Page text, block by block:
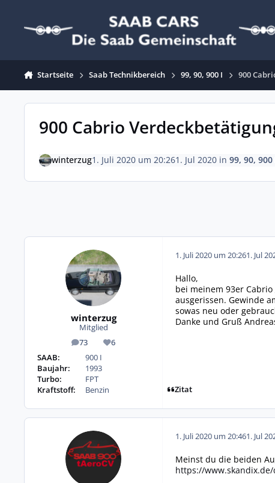
Startseite Saab Technikbereich 99, 90, 900 I 900
900 Cabrio
winterzug1. Juli 2020 um 20:261. Jul 2020in 99, 90, 900
winterzug
Mitglied
73
Beiträge 6
Reputation
SAAB:
900 I
Baujahr:
1993
Turbo:
FPT
Kraftstoff:
Benzin
1. Juli 2020 um 20:261. Jul
Hallo,
bei meinem 93er
ausgerissen. Gewinde
sowas neu oder
Danke und Gruß
Zitat
1. Juli 2020 um 20:461. Jul
Meinst du die beiden
https://